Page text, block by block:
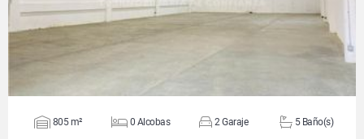
805 m² 0 Alcobas 2 Garaje 5 Baño(s)